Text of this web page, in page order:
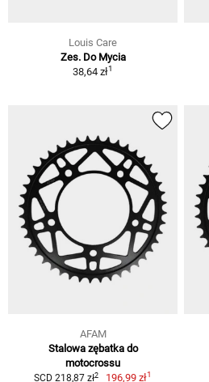
Louis Care
Zes. Do Mycia
38,64 zł1
AFAM
Stalowa zębatka do
motocrossu
SCD 218,87 zł2 196,99 zł1